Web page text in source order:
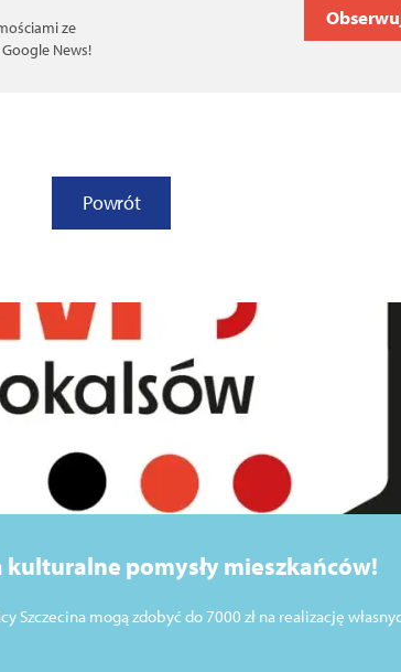
ze
News!
Powrót
kulturalne pomysły mieszkańców!
Szczecina mogą zdobyć do 7000 zł na realizację